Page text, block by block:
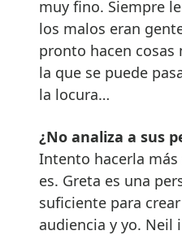
muy fino. Siempre
los malos eran
pronto hacen cosas
la que se puede
la locura…
¿No analiza a sus
Intento hacerla
es. Greta es una
suficiente para
audiencia y yo. Neil